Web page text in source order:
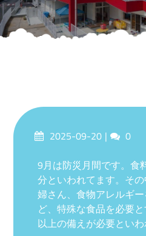
Posted2025-09-20
0
9月は防災月間です。食
分といわれてます。そ
婦さん、食物アレルギ
ど、特殊な食品を必要
以上の備えが必要といわ